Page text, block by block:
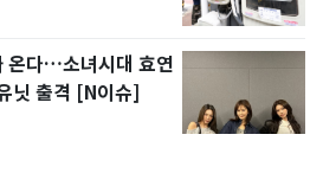
온다…소녀시대 효연
닛 출격 [N이슈]